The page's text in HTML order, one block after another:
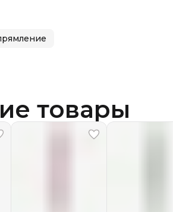
товары